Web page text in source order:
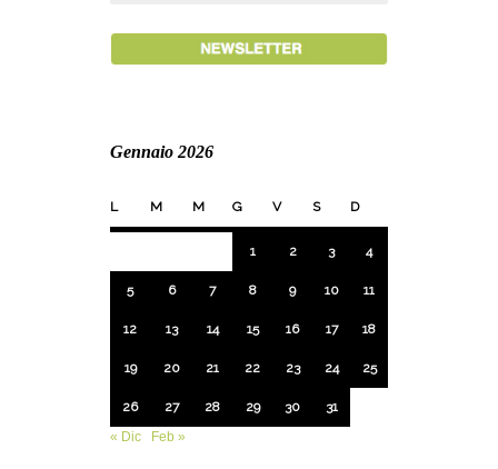
Gennaio 2026
L M M G V S D
1 2 3 4
5 6 7 8 9 10 11
12 13 14 15 16 17 18
19 20 21 22 23 24 25
26 27 28 29 30
31
« Dic
Feb »